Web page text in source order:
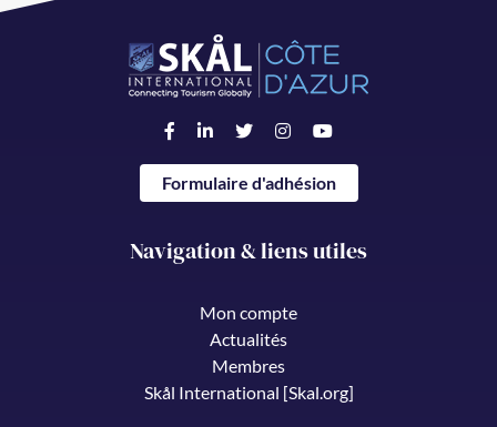
Formulaire d'adhésion
Navigation & liens utiles
Mon compte
Actualités
Membres
Skål International [Skal.org]